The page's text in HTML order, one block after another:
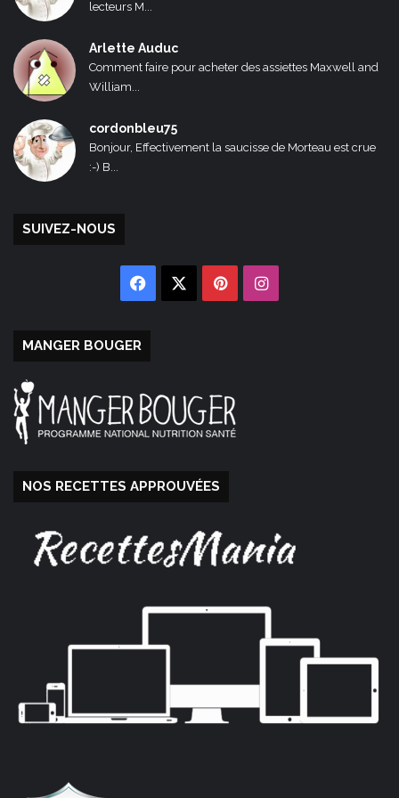
lecteurs M...
Arlette Auduc
Comment faire pour acheter des assiettes Maxwell and
William...
cordonbleu75
Bonjour, Effectivement la saucisse de Morteau est crue
:-) B...
SUIVEZ-NOUS
Facebook PinterestInstagram
MANGER BOUGER
NOS RECETTES APPROUVÉES